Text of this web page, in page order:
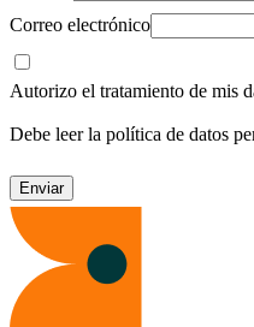
Correo electrónico
Autorizo el tratamiento de mis
Debe leer la política de datos